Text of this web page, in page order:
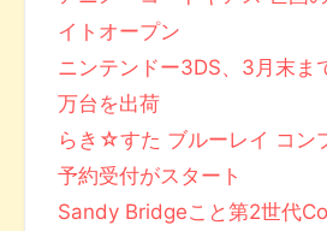
イトオープン
ニンテンドー3DS、3月末ま
万台を出荷
らき☆すた ブルーレイ コン
予約受付がスタート
Sandy Bridgeこと第2世代